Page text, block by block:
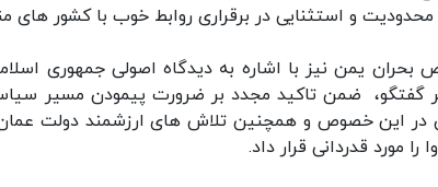
و استثنایی در برقراری روابط خوب با کشور های
بحران یمن نیز با اشاره به دیدگاه اصولی جمهوری
گفتگو، ضمن تاکید مجدد بر ضرورت پیمودن مسیر
در این خصوص و همچنین تلاش های ارزشمند دولت
مورد قدردانی قرار داد.